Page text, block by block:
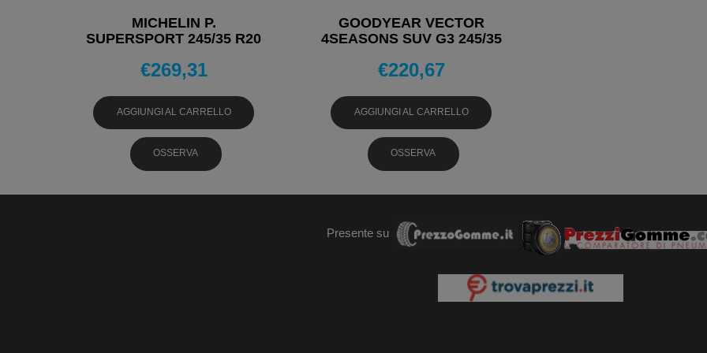
MICHELIN P.
SUPERSPORT 245/35 R20
€269,31
AGGIUNGI AL CARRELLO
OSSERVA
GOODYEAR VECTOR
4SEASONS SUV G3 245/35
STAGIONI
€220,67
AGGIUNGI AL CARRELLO
OSSERVA
Presente su